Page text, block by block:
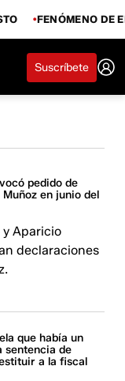
FENÓMENO DE
Suscríbete
pedido de
en junio del
y Aparicio
declaraciones
que había un
sentencia de
a la fiscal